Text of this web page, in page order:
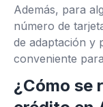
Además, para
número de
de adaptación y
conveniente
¿Cómo se